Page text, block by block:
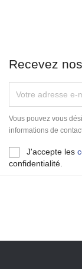
Recevez
Vous pouvez vous
informations de
J'accepte les
confidentialité.